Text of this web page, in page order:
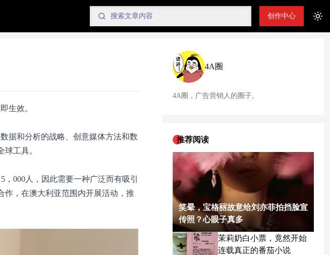
创作中心
生效。
据和分析的战略、创意媒体方法和数
工具。
，000人，因此需要一种广泛而有吸引
作，在澳大利亚范围内开展活动，推
4A圈
4A圈，广告营销人的圈子。
推荐阅读
笑晕，宝格丽故意给刘亦菲拍挡脸宣
传照？心眼子真多
茉莉奶白小票，竟然开始
连载真正的番茄小说